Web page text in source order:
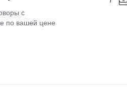
с
по вашей цене